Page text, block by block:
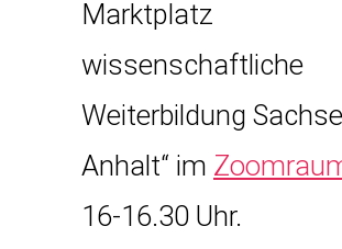
Marktplatz
wissenschaftliche
Weiterbildung
Anhalt“ im
16-16.30 Uhr.